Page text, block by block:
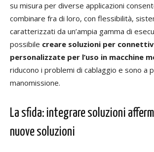
su misura per diverse applicazioni
combinare fra di loro, con flessibilità,
caratterizzati da un’ampia gamma di
possibile creare soluzioni per
personalizzate per l’uso in macchine
riducono i problemi di cablaggio e sono a
manomissione.
La sfida: integrare soluzioni
nuove soluzioni